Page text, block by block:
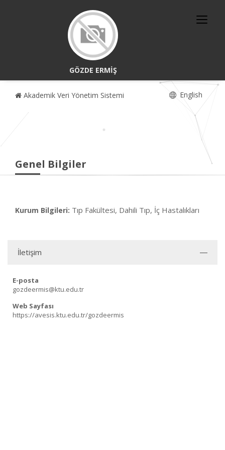
GÖZDE ERMİŞ
Akademik Veri Yönetim Sistemi English
Genel Bilgiler
Kurum Bilgileri: Tıp Fakültesi, Dahili Tıp, İç Hastalıkları
İletişim
E-posta
gozdeermis@ktu.edu.tr
Web Sayfası
https://avesis.ktu.edu.tr/gozdeermis